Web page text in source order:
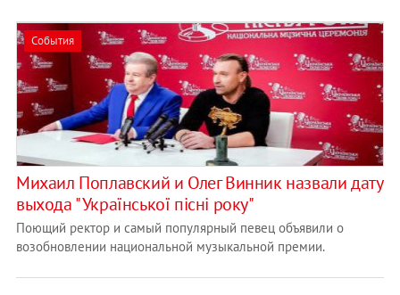
События
Михаил Поплавский и Олег Винник назвали дату
выхода "Української пісні року"
Поющий ректор и самый популярный певец объявили о
возобновлении национальной музыкальной премии.